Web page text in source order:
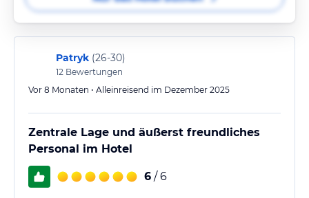
Patryk (26-30)
12 Bewertungen
Vor 8 Monaten • Alleinreisend im Dezember 2025
Zentrale Lage und äußerst freundliches
Personal im Hotel
6 / 6